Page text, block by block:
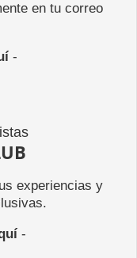
en tu correo
-
experiencias y
-